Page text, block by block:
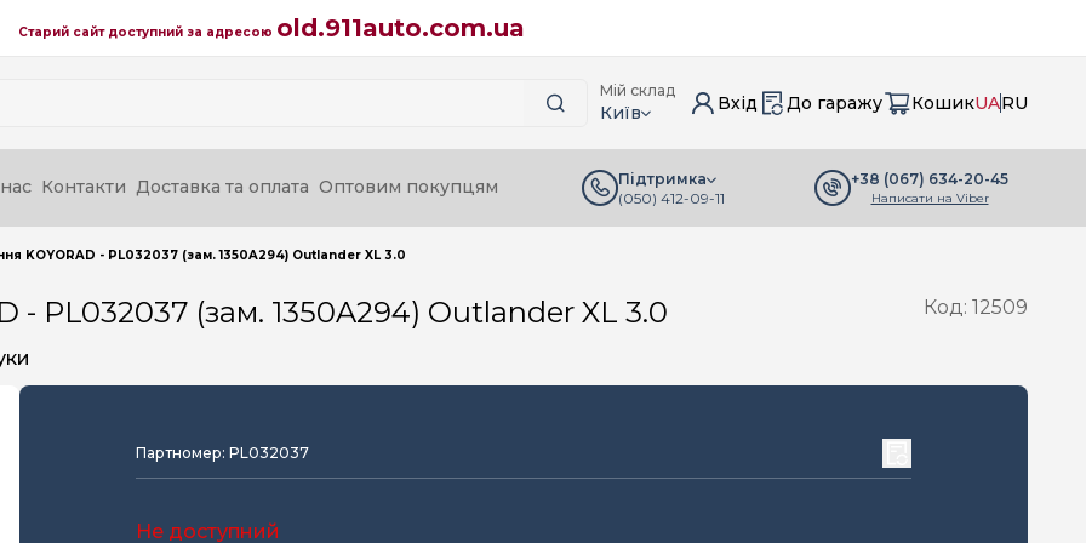
Старий сайт доступний за адресою old.911auto.com.ua
Мій склад
Київ Вхід До гаражу КошикUARU
Контакти Доставка та оплата Оптовим покупцям
Підтримка
(050) 412-09-11
+38 (067) 634-20-45
Написати на Viber
KOYORAD - PL032037 (зам. 1350A294) Outlander XL 3.0
- PL032037 (зам. 1350A294) Outlander XL 3.0 Код: 12509
Партномер: PL032037
Не доступний